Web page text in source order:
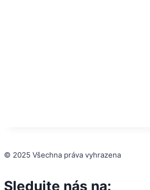
© 2025 Všechna práva vyhrazena
Sledujte nás na: